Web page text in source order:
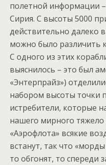
полетной информации
Сирия. С высоты 5000
действительно далеко
можно было различить
С одного из этих
выяснилось – это был
«Энтерпрайз»)
набором высоты точки
истребители, которые
нашего мирного тяжело
«Аэрофлота» всякие
встанут, так что
то обгонят, то спереди